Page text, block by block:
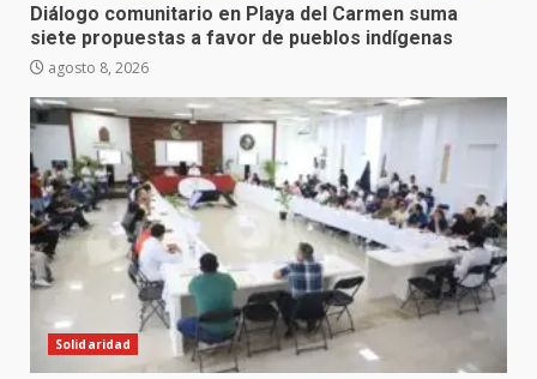
Diálogo comunitario en Playa del Carmen suma
siete propuestas a favor de pueblos indígenas
agosto 8, 2026
Solidaridad